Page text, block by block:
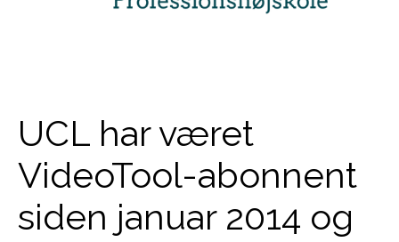
UCL har været
VideoTool-abonnent
siden januar 2014 og